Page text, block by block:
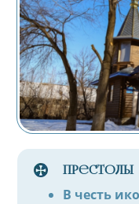
Престолы
В честь